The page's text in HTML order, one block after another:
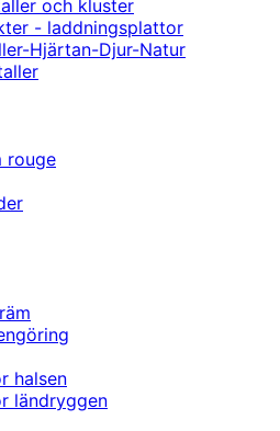
och kluster
- laddningsplattor
Hjärtan-Djur-Natur
rouge
halsen
ländryggen